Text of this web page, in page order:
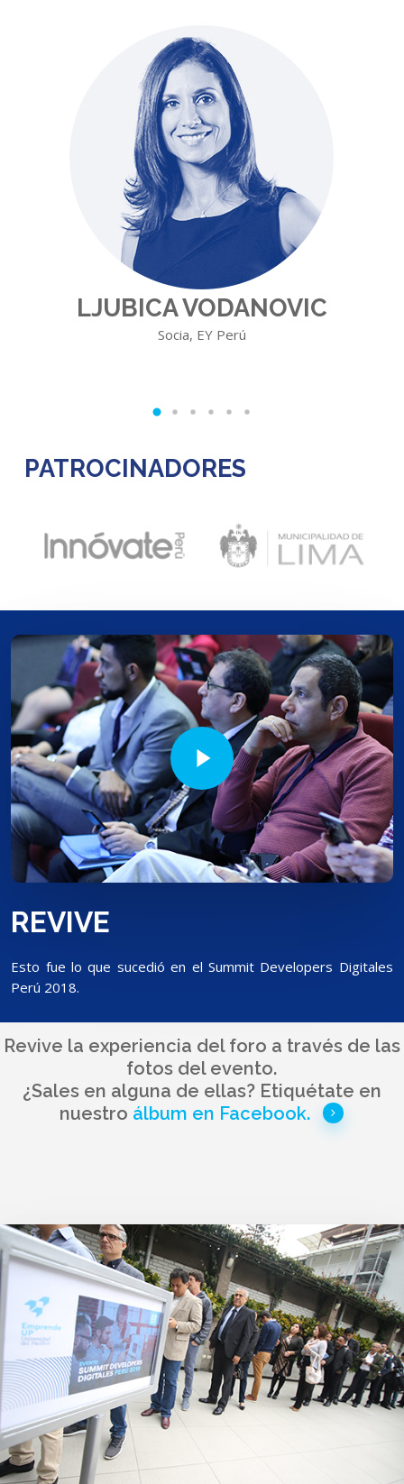
LJUBICA VODANOVIC
Socia, EY Perú
PATROCINADORES
Play Video
REVIVE
Esto fue lo que sucedió en el Summit Developers Digitales
Perú 2018.
Revive la experiencia del foro a través de las
fotos del evento.
¿Sales en alguna de ellas? Etiquétate en
nuestro álbum en Facebook.